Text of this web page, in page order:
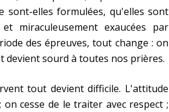
sont-elles formulées, qu'elles sont
miraculeusement exaucées par
des épreuves, tout change : on
devient sourd à toutes nos prières.
tout devient difficile. L'attitude
cesse de le traiter avec respect ;